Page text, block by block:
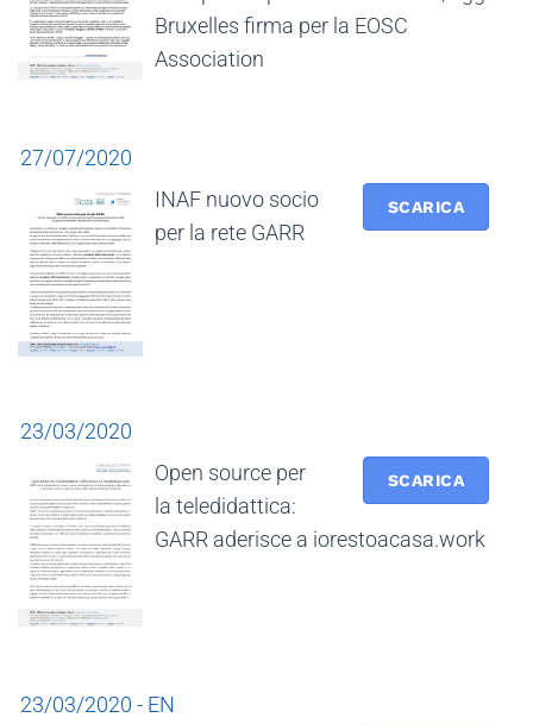
Bruxelles firma per la EOSC
Association
27/07/2020
SCARICA
INAF nuovo socio
per la rete GARR
23/03/2020
SCARICA
Open source per
la teledidattica:
GARR aderisce a iorestoacasa.work
23/03/2020 - EN